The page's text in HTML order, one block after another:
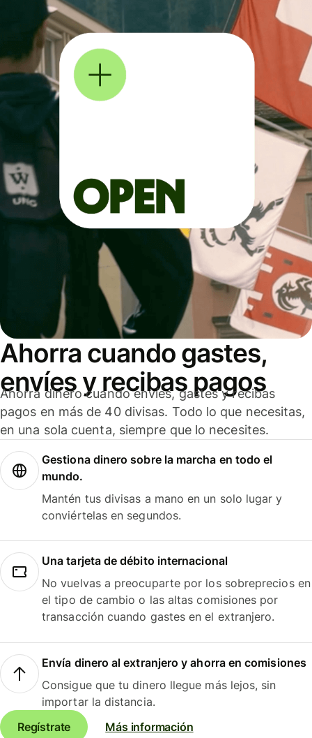
Ahorra cuando gastes,
envíes y recibas pagos
Ahorra dinero cuando envíes, gastes y recibas
pagos en más de 40 divisas. Todo lo que necesitas,
en una sola cuenta, siempre que lo necesites.
Gestiona dinero sobre la marcha en todo el
mundo.
Mantén tus divisas a mano en un solo lugar y
conviértelas en segundos.
Una tarjeta de débito internacional
No vuelvas a preocuparte por los sobreprecios en
el tipo de cambio o las altas comisiones por
transacción cuando gastes en el extranjero.
Envía dinero al extranjero y ahorra en comisiones
Consigue que tu dinero llegue más lejos, sin
importar la distancia.
Regístrate
Más información